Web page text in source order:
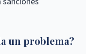
un problema?